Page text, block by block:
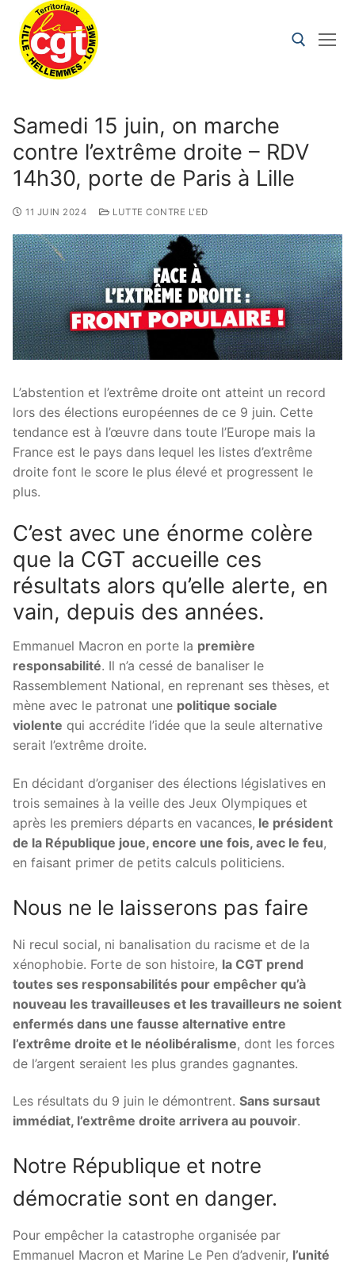
Samedi 15 juin, on marche
contre l’extrême droite – RDV
14h30, porte de Paris à Lille
11 JUIN 2024 LUTTE CONTRE L'ED
L’abstention et l’extrême droite ont atteint un record
lors des élections européennes de ce 9 juin. Cette
tendance est à l’œuvre dans toute l’Europe mais la
France est le pays dans lequel les listes d’extrême
droite font le score le plus élevé et progressent le
plus.
C’est avec une énorme colère
que la CGT accueille ces
résultats alors qu’elle alerte, en
vain, depuis des années.
Emmanuel Macron en porte la première
responsabilité. Il n’a cessé de banaliser le
Rassemblement National, en reprenant ses thèses, et
mène avec le patronat une politique sociale
violente qui accrédite l’idée que la seule alternative
serait l’extrême droite.
En décidant d’organiser des élections législatives en
trois semaines à la veille des Jeux Olympiques et
après les premiers départs en vacances, le président
de la République joue, encore une fois, avec le feu,
en faisant primer de petits calculs politiciens.
Nous ne le laisserons pas faire
Ni recul social, ni banalisation du racisme et de la
xénophobie. Forte de son histoire, la CGT prend
toutes ses responsabilités pour empêcher qu’à
nouveau les travailleuses et les travailleurs ne soient
enfermés dans une fausse alternative entre
l’extrême droite et le néolibéralisme, dont les forces
de l’argent seraient les plus grandes gagnantes.
Les résultats du 9 juin le démontrent. Sans sursaut
immédiat, l’extrême droite arrivera au pouvoir.
Notre République et notre
démocratie sont en danger.
Pour empêcher la catastrophe organisée par
Emmanuel Macron et Marine Le Pen d’advenir, l’unité